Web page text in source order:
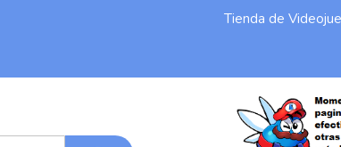
Tienda de